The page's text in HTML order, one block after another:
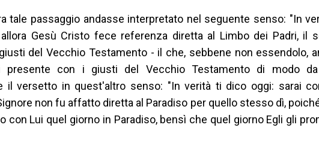
tale passaggio andasse interpretato nel seguente senso: "In
allora Gesù Cristo fece referenza diretta al Limbo dei Padri, il
del Vecchio Testamento - il che, sebbene non essendolo,
presente con i giusti del Vecchio Testamento di modo da
il versetto in quest'altro senso: "In verità ti dico oggi: sarai
non fu affatto diretta al Paradiso per quello stesso dì,
con Lui quel giorno in Paradiso, bensì che quel giorno Egli gli